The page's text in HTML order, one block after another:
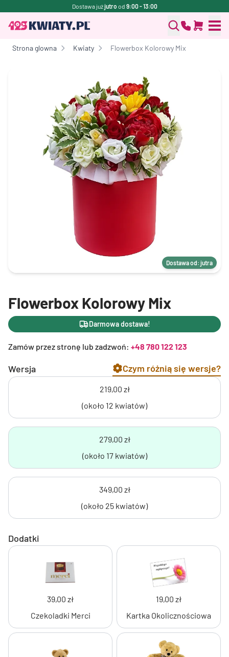
Dostawa jużjutro od 9:00 - 13:00
Strona glowna Kwiaty Flowerbox Kolorowy Mix
Dostawa od: jutra
Flowerbox Kolorowy Mix
Darmowa dostawa!
Zamów przez stronę lub zadzwoń: +48 780 122 123
Wersja Czym różnią się wersje?
219,00 zł
(około 12 kwiatów)
279,00 zł
(około 17 kwiatów)
349,00 zł
(około 25 kwiatów)
Dodatki
39,00 zł
Czekoladki Merci
19,00 zł
Kartka Okolicznościowa